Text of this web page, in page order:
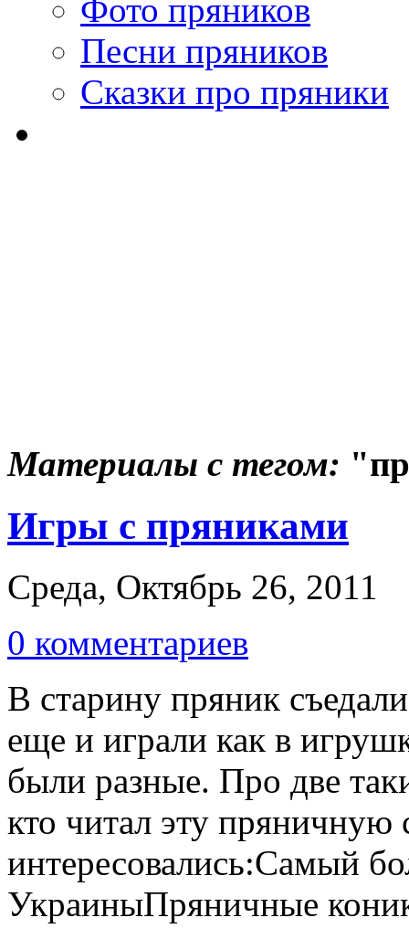
Фото пряников
Песни пряников
Сказки про пряники
Материалы с тегом:
Игры с пряниками
Среда, Октябрь 26, 2011
0 комментариев
В старину пряник
еще и играли как в
были разные. Про две
кто читал эту пряничную
интересовались:Самый
УкраиныПряничные